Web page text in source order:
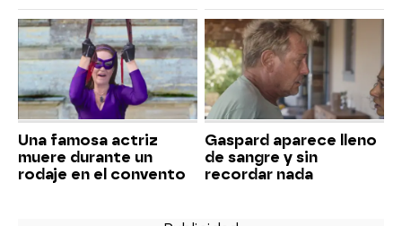
Una famosa actriz
muere durante un
rodaje en el convento
Gaspard aparece lleno
de sangre y sin
recordar nada